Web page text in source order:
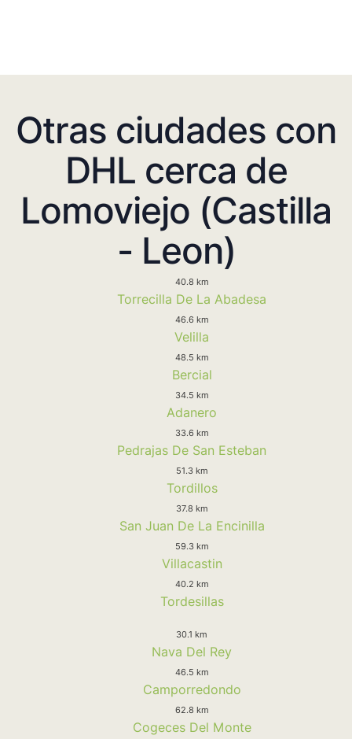
Otras ciudades con
DHL cerca de
Lomoviejo (Castilla
- Leon)
40.8 km
Torrecilla De La Abadesa
46.6 km
Velilla
48.5 km
Bercial
34.5 km
Adanero
33.6 km
Pedrajas De San Esteban
51.3 km
Tordillos
37.8 km
San Juan De La Encinilla
59.3 km
Villacastin
40.2 km
Tordesillas
30.1 km
Nava Del Rey
46.5 km
Camporredondo
62.8 km
Cogeces Del Monte